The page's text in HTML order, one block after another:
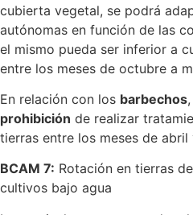
cubierta vegetal, se podrá
autónomas en función de las
el mismo pueda ser inferior a
entre los meses de octubre a
En relación con los barbechos
prohibición de realizar
tierras entre los meses de abril
BCAM 7: Rotación en tierras
cultivos bajo agua